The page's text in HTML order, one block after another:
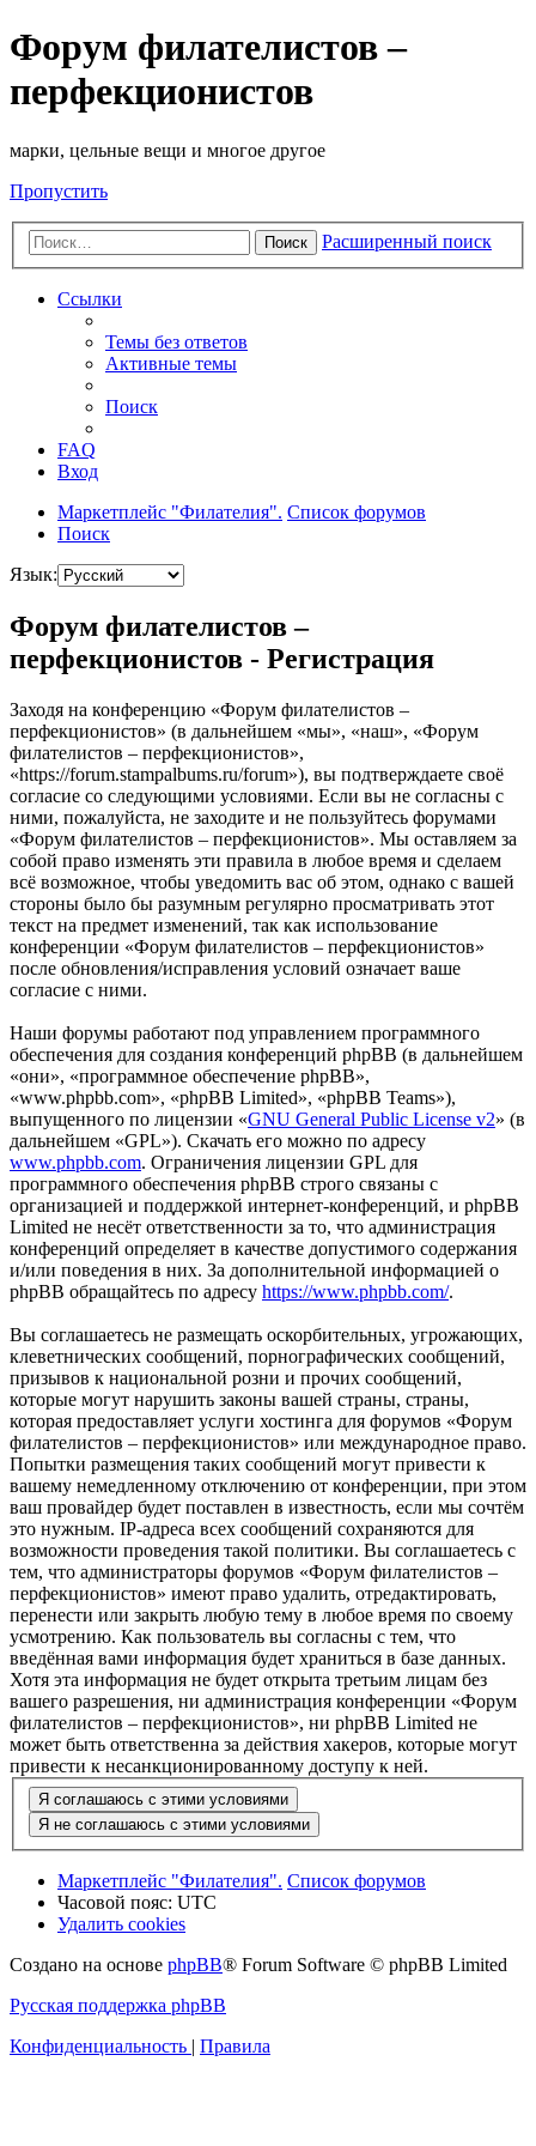
Форум филателистов –
перфекционистов
марки, цельные вещи и многое другое
Пропустить
Поиск Расширенный поиск
Ссылки
Темы без ответов
Активные темы
Поиск
FAQ
Вход
Маркетплейс "Филателия". Список форумов
Поиск
Язык:
Форум филателистов –
перфекционистов - Регистрация
Заходя на конференцию «Форум филателистов –
перфекционистов» (в дальнейшем «мы», «наш», «Форум
филателистов – перфекционистов»,
«https://forum.stampalbums.ru/forum»), вы подтверждаете своё
согласие со следующими условиями. Если вы не согласны с
ними, пожалуйста, не заходите и не пользуйтесь форумами
«Форум филателистов – перфекционистов». Мы оставляем за
собой право изменять эти правила в любое время и сделаем
всё возможное, чтобы уведомить вас об этом, однако с вашей
стороны было бы разумным регулярно просматривать этот
текст на предмет изменений, так как использование
конференции «Форум филателистов – перфекционистов»
после обновления/исправления условий означает ваше
согласие с ними.
Наши форумы работают под управлением программного
обеспечения для создания конференций phpBB (в дальнейшем
«они», «программное обеспечение phpBB»,
«www.phpbb.com», «phpBB Limited», «phpBB Teams»),
выпущенного по лицензии «GNU General Public License v2» (в
дальнейшем «GPL»). Скачать его можно по адресу
www.phpbb.com. Ограничения лицензии GPL для
программного обеспечения phpBB строго связаны с
организацией и поддержкой интернет-конференций, и phpBB
Limited не несёт ответственности за то, что администрация
конференций определяет в качестве допустимого содержания
и/или поведения в них. За дополнительной информацией о
phpBB обращайтесь по адресу https://www.phpbb.com/.
Вы соглашаетесь не размещать оскорбительных, угрожающих,
клеветнических сообщений, порнографических сообщений,
призывов к национальной розни и прочих сообщений,
которые могут нарушить законы вашей страны, страны,
которая предоставляет услуги хостинга для форумов «Форум
филателистов – перфекционистов» или международное право.
Попытки размещения таких сообщений могут привести к
вашему немедленному отключению от конференции, при этом
ваш провайдер будет поставлен в известность, если мы сочтём
это нужным. IP-адреса всех сообщений сохраняются для
возможности проведения такой политики. Вы соглашаетесь с
тем, что администраторы форумов «Форум филателистов –
перфекционистов» имеют право удалить, отредактировать,
перенести или закрыть любую тему в любое время по своему
усмотрению. Как пользователь вы согласны с тем, что
введённая вами информация будет храниться в базе данных.
Хотя эта информация не будет открыта третьим лицам без
вашего разрешения, ни администрация конференции «Форум
филателистов – перфекционистов», ни phpBB Limited не
может быть ответственна за действия хакеров, которые могут
привести к несанкционированному доступу к ней.
Маркетплейс "Филателия". Список форумов
Часовой пояс: UTC
Удалить cookies
Создано на основе phpBB® Forum Software © phpBB Limited
Русская поддержка phpBB
Конфиденциальность | Правила